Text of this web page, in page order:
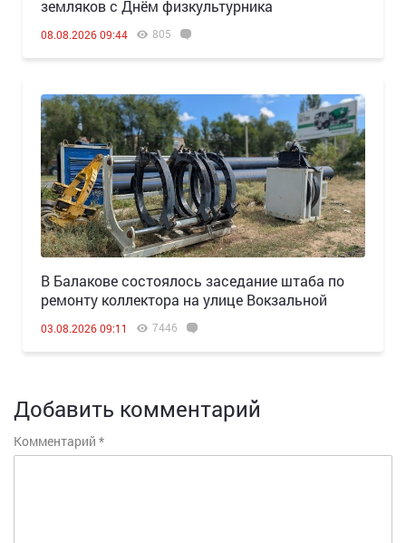
земляков с Днём физкультурника
08.08.2026 09:44 805
В Балакове состоялось заседание штаба по
ремонту коллектора на улице Вокзальной
03.08.2026 09:11 7446
Добавить комментарий
Комментарий *